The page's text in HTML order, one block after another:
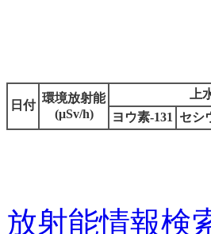
日付
環境放射能
(μSv/h)
上
ヨウ素-131
セシ
放射能情報検